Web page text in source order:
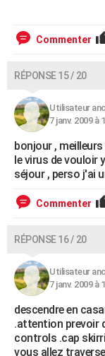
Commenter
RÉPONSE 15 / 20
Utilisateur
7 janv. 2009 à
bonjour ,
le virus de vouloir
séjour , perso j'ai
Commenter
RÉPONSE 16 / 20
Utilisateur
7 janv. 2009 à
descendre en
.attention prevoir
controls .cap
vous allez